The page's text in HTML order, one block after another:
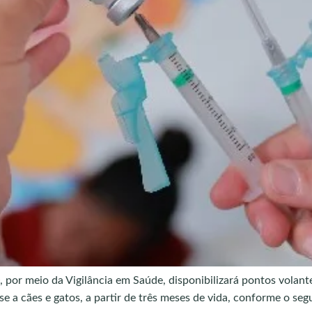
por meio da Vigilância em Saúde, disponibilizará pontos
a cães e gatos, a partir de três meses de vida, conforme o